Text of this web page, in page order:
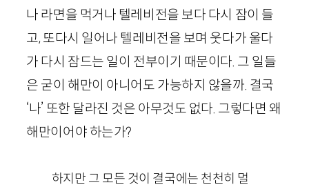
나 라면을 먹거나 텔레비전을 보다 다시 잠이 들
고, 또다시 일어나 텔레비전을 보며 웃다가 울다
가 다시 잠드는 일이 전부이기 때문이다. 그 일들
은 굳이 해만이 아니어도 가능하지 않을까. 결국
‘나’ 또한 달라진 것은 아무것도 없다. 그렇다면 왜
해만이어야 하는가?
하지만 그 모든 것이 결국에는 천천히 멀